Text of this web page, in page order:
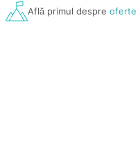
Află primul despreoferte